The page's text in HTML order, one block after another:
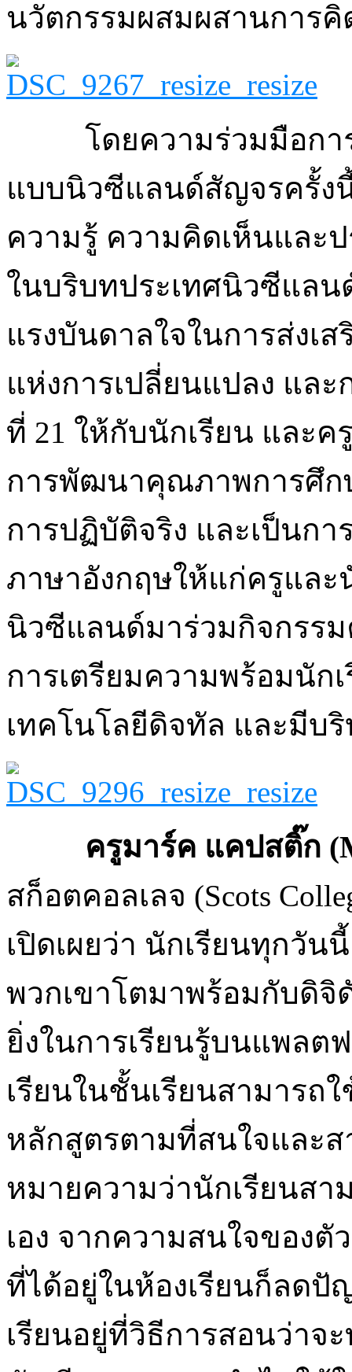
นวัตกรรมผสมผสานการคิ
โดยความร่วมมือกา
แบบนิวซีแลนด์สัญจรครั้ง
ความรู้ ความคิดเห็นและ
ในบริบทประเทศนิวซีแลน
แรงบันดาลใจในการส่งเ
แห่งการเปลี่ยนแปลง แล
ที่ 21 ให้กับนักเรียน และ
การพัฒนาคุณภาพการศึก
การปฏิบัติจริง และเป็นก
ภาษาอังกฤษให้แก่ครูและ
นิวซีแลนด์มาร่วมกิจกรรม
การเตรียมความพร้อมนัก
เทคโนโลยีดิจทัล และมีบ
ครูมาร์ค แคปสติ๊ก
สก็อตคอลเลจ (Scots
เปิดเผยว่า นักเรียนทุกวั
พวกเขาโตมาพร้อมกับดิจิ
ยิ่งในการเรียนรู้บนแพล
เรียนในชั้นเรียนสามารถ
หลักสูตรตามที่สนใจและส
หมายความว่านักเรียนสา
เอง จากความสนใจของตั
ที่ได้อยู่ในห้องเรียนก็ลด
เรียนอยู่ที่วิธีการสอนว่าจ